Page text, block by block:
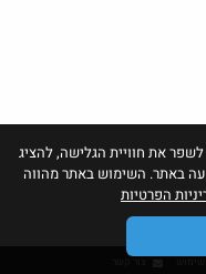
את חוויית הגלישה, להציג
באתר. השימוש באתר מהווה
הפרטיות